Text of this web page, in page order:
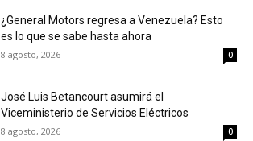
¿General Motors regresa a Venezuela? Esto
es lo que se sabe hasta ahora
8 agosto, 2026 0
José Luis Betancourt asumirá el
Viceministerio de Servicios Eléctricos
8 agosto, 2026 0